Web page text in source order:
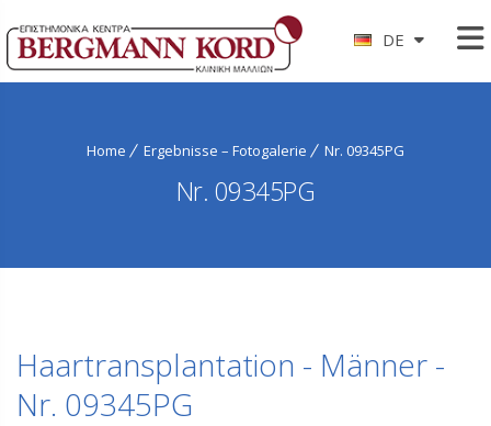
DE
Home Ergebnisse – Fotogalerie Nr. 09345PG
Nr. 09345PG
Haartransplantation - Männer -
Nr. 09345PG